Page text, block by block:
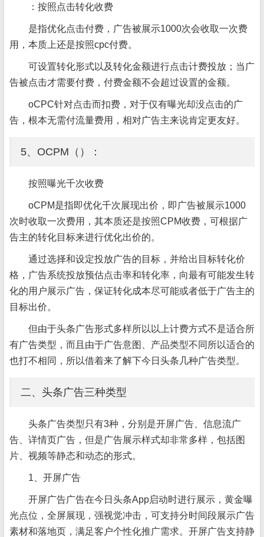
：按照点击转化收费
是指优化点击付费，广告被展示1000次会收取一次费
用，本质上还是按照cpc付费。
可设置转化形式以及转化金额进行点击计费投放；当广
告被点击才需要付费，付费金额不会超过设置的金额。
oCPC针对点击而扣费，对于仅有曝光却没点击的广
告，根本无需付流量费用，相对广告主来说肯定更友好。
5、OCPM（）：
按照曝光千次收费
oCPM是指即优化千次展现出价，即广告被展示1000
次时收取一次费用，其本质还是按照CPM收费，可根据广
告主的转化目标来进行优化出价的。
通过选择和设定投放广告的目标，并给出目标转化价
格，广告系统投放预估点击率和转化率，向最有可能发生转
化的用户展示广告，保证转化成本尽可能或者低于广告主的
目标出价。
但由于头条广告形式多样所以以上计费方式不是适合所
有广告类型，而且由于广告意图、产品类型不同所以适合的
也打不相同，所以借着来了解下今日头条几种广告类型。
二、头条广告三种类型
头条广告类型只有3种，分别是开屏广告、信息流广
告、详情页广告，但是广告展示样式却非常多样，包括图
片、视频等静态和动态的形式。
1、开屏广告
开屏广告广告在今日头条App启动时进行展示，黄金曝
光点位，全屏展现，强视觉冲击，可支持分时间段展示广告
素材和落地页，满足客户个性化推广需求。开屏广告支持静